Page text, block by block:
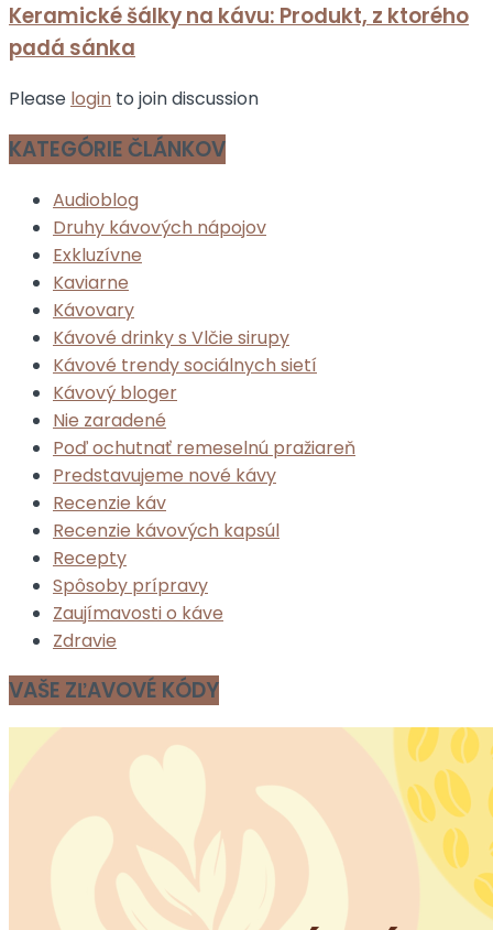
Keramické šálky na kávu: Produkt, z ktorého
padá sánka
Please login to join discussion
KATEGÓRIE ČLÁNKOV
Audioblog
Druhy kávových nápojov
Exkluzívne
Kaviarne
Kávovary
Kávové drinky s Vlčie sirupy
Kávové trendy sociálnych sietí
Kávový bloger
Nie zaradené
Poď ochutnať remeselnú pražiareň
Predstavujeme nové kávy
Recenzie káv
Recenzie kávových kapsúl
Recepty
Spôsoby prípravy
Zaujímavosti o káve
Zdravie
VAŠE ZĽAVOVÉ KÓDY